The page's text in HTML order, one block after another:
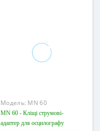
Модель: MN 60
MN 60 - Кліщі струмові-
адаптер для осцилографу